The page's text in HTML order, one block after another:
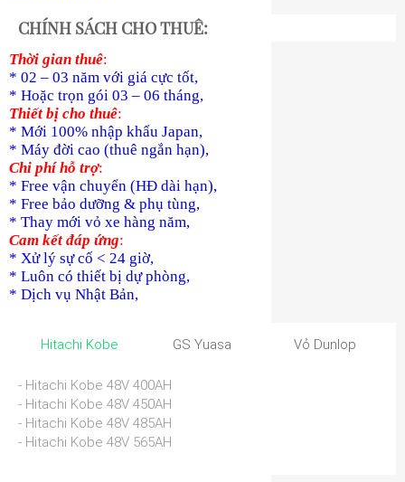
CHÍNH SÁCH CHO THUÊ:
Thời gian thuê:
* 02 – 03 năm với giá cực tốt,
* Hoặc trọn gói 03 – 06 tháng,
Thiết bị cho thuê:
* Mới 100% nhập khẩu Japan,
* Máy đời cao (thuê ngắn hạn),
Chi phí hỗ trợ:
* Free vận chuyển (HĐ dài hạn),
* Free bảo dưỡng & phụ tùng,
* Thay mới vỏ xe hàng năm,
Cam kết đáp ứng:
* Xử lý sự cố < 24 giờ,
* Luôn có thiết bị dự phòng,
* Dịch vụ Nhật Bản,
Hitachi Kobe GS Yuasa Vỏ Dunlop
- Hitachi Kobe 48V 400AH
- Hitachi Kobe 48V 450AH
- Hitachi Kobe 48V 485AH
- Hitachi Kobe 48V 565AH